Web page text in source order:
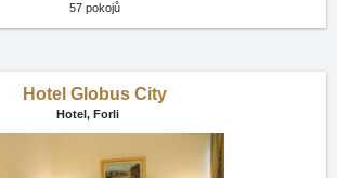
57 pokojů
Hotel Globus City
Hotel, Forli